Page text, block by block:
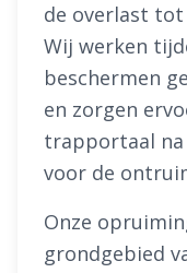
de overlast
Wij werken
beschermen
en zorgen
trapportaal na
voor de
Onze
grondgebied